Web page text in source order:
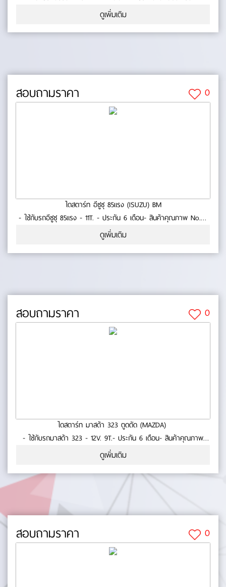
คุณภาพ No.0-23-74
ดูเพิ่มเติม
สอบถามราคา 0
ไดสตาร์ท อีซูซุ 85แรง (ISUZU) BM
- ใช้กับรถอีซูซุ 85แรง - 11T. - ประกัน 6 เดือน- สินค้าคุณภาพ No.0-
23-09
ดูเพิ่มเติม
สอบถามราคา 0
ไดสตาร์ท มาสด้า 323 ตูดตัด (MAZDA)
- ใช้กับรถมาสด้า 323 - 12V. 9T.- ประกัน 6 เดือน- สินค้าคุณภาพ
No.0-23-19
ดูเพิ่มเติม
สอบถามราคา 0